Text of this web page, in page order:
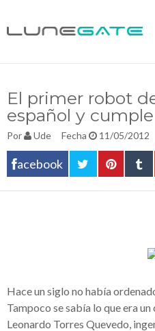
El primer robot
español y
Por Ude Fecha 11/05/2012
acebook
Hace un siglo no había
Tampoco se sabía lo que era
Leonardo Torres Quevedo,